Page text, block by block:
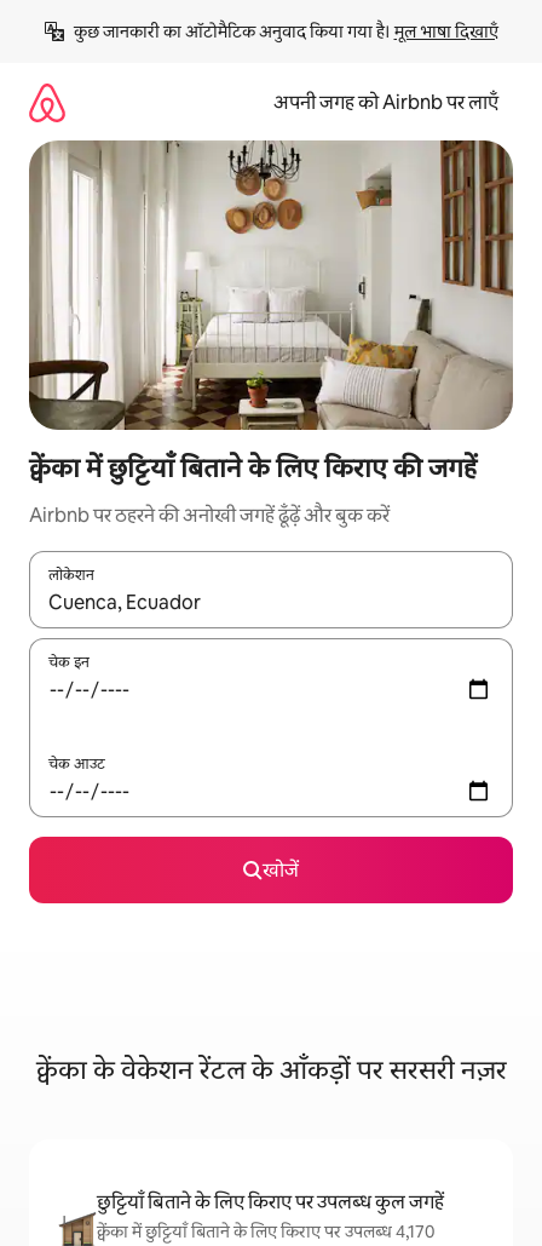
छोड़कर
कॉन्टेंट
कुछ जानकारी का ऑटोमैटिक अनुवाद किया गया है। मूल भाषा दिखाएँ
अपनी जगह को Airbnb पर लाएँ
क्वेंका में छुट्टियाँ बिताने के लिए किराए की जगहें
Airbnb पर ठहरने की अनोखी जगहें ढूँढ़ें और बुक करें
लोकेशन
नतीजों के उपलब्ध होने पर, अप और डाउन 'ऐरो की' का इस्तेमाल करके नेविगेट
चेक इन
चेक आउट
खोजें
क्वेंका के वेकेशन रेंटल के आँकड़ों पर सरसरी नज़र
छुट्टियाँ बिताने के लिए किराए पर उपलब्ध कुल जगहें
क्वेंका में छुट्टियाँ बिताने के लिए किराए पर उपलब्ध 4,170